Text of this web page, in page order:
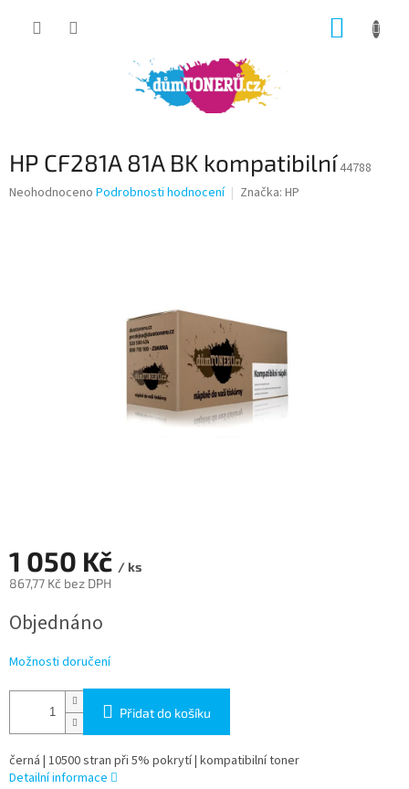
HP CF281A 81A BK kompatibilní 44788
Průměrné
Neohodnoceno Podrobnosti hodnocení Značka: HP
1 050 Kč / ks
867,77 Kč bez DPH
cena:
Objednáno
Možnosti doručení
Přidat do košíku
černá | 10500 stran při 5% pokrytí | kompatibilní toner
Detailní informace